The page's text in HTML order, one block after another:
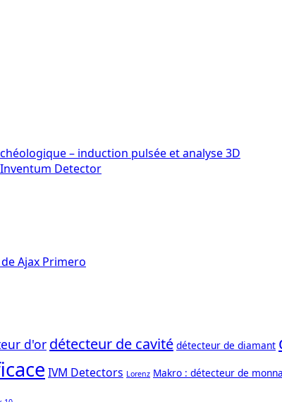
Detector
Ajax Primero
d'or détecteur de cavité détecteur de diamant
IVM Detectors Lorenz Makro : détecteur de